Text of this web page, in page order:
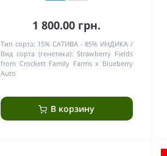
1 800.00 грн.
Тип сорта: 15% САТИВА - 85% ИНДИКА
Вид сорта (генетика): Strawberry Fields
from Crockett Family Farms x Blueberry
Auto
В корзину